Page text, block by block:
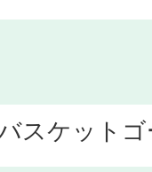
スケット